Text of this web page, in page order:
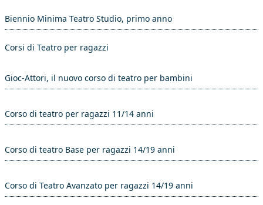
Biennio Minima Teatro Studio, primo anno
Corsi di Teatro per ragazzi
Gioc-Attori, il nuovo corso di teatro per bambini
Corso di teatro per ragazzi 11/14 anni
Corso di teatro Base per ragazzi 14/19 anni
Corso di Teatro Avanzato per ragazzi 14/19 anni